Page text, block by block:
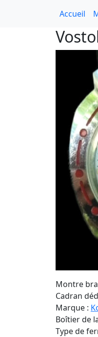
Accueil
Montre
Cadran
Marque :
Boîtier de
Type de